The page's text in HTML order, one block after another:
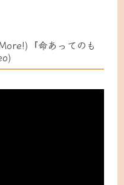
『命あってのも